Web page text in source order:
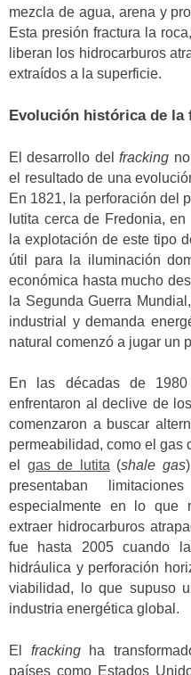
mezcla de agua, arena y
Esta presión fractura la
liberan los hidrocarburos
extraídos a la superficie.
Evolución histórica de
El desarrollo delfracking
el resultado de una
En 1821, la perforación del
lutita cerca de Fredonia,
la explotación de este tipo
útil para la iluminación
económica hasta mucho
la Segunda Guerra
industrial y demanda
natural comenzó a jugar un
En las décadas de
enfrentaron al declive de
comenzaron a buscar
permeabilidad, como el gas
el gas de lutita (shale gas
presentaban
especialmente en lo que
extraer hidrocarburos
fue hasta 2005 cuando
hidráulica y perforación
viabilidad, lo que supuso
industria energética global.
El frackingha
países como Estados